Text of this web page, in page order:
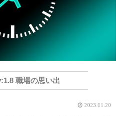
1.8 職場の思い出
2023.01.20